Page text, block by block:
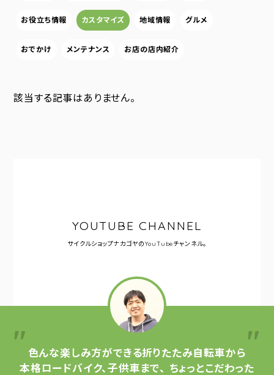
お役立ち情報 カスタマイズ 地域情報 グルメ
おでかけ メンテナンス お店の店内紹介
該当する記事はありません。
YOUTUBE CHANNEL
サイクルショップナカゴヤのYouTubeチャンネル。
色んな楽しみ方ができる折りたたみ自転車から
本格ロードバイク、子供車まで、 ちょっとこだわった